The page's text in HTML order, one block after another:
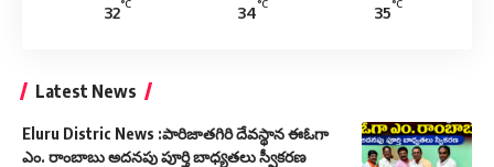
32°C 34°C 35°C
Latest News
Eluru Distric News :పారిజాతగిరి దేవస్థాన ఈఓగా
ఎం. రాంబాబు అదనపు పూర్తి బాధ్యతలు స్వీకరణ